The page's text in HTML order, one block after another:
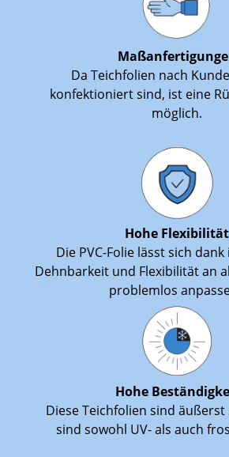
Da Teichfolien nach
konfektioniert sind, ist eine
möglich.
Hohe Flexibilität
Die PVC-Folie lässt sich
Dehnbarkeit und Flexibilität an
problemlos
Hohe
Diese Teichfolien sind
sind sowohl UV- als auch